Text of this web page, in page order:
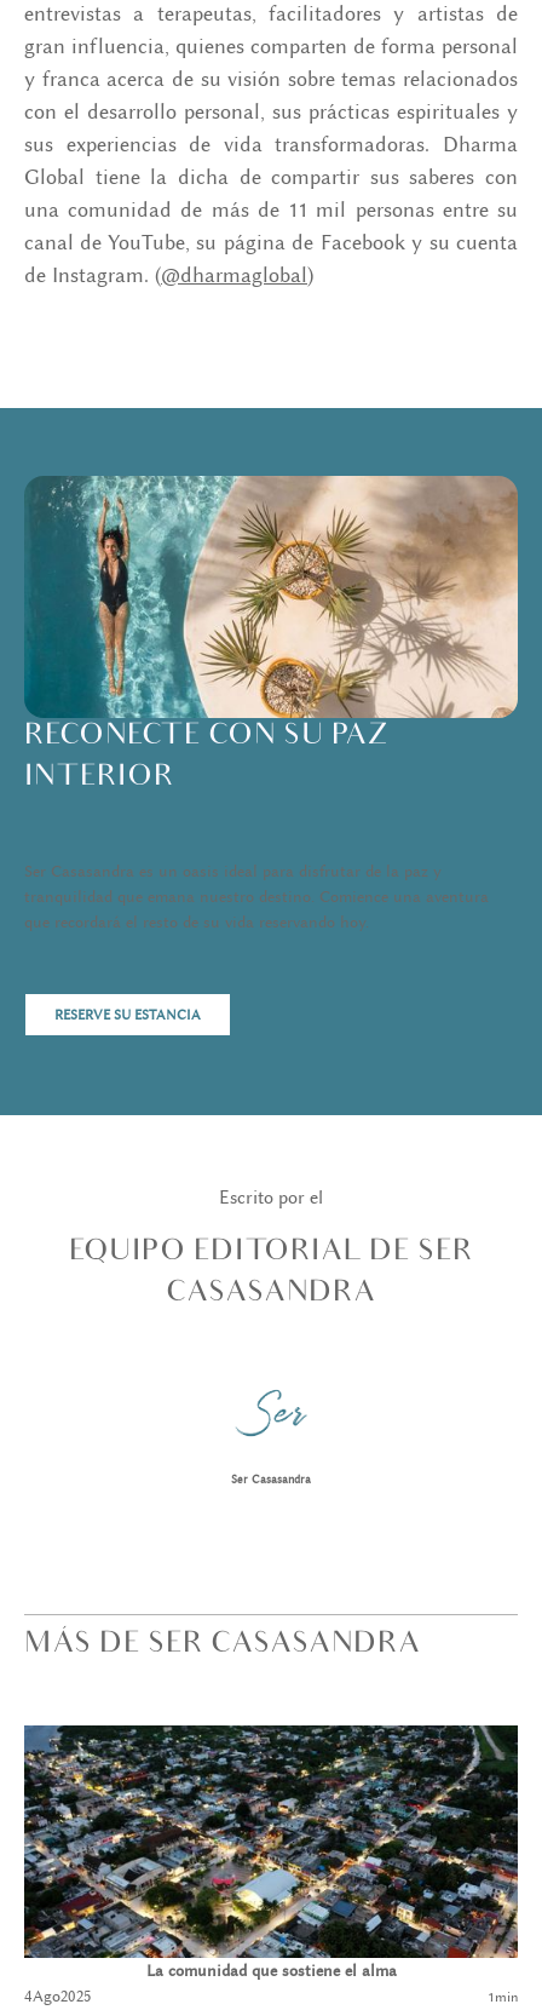
entrevistas a terapeutas, facilitadores y artistas de
gran influencia, quienes comparten de forma personal
y franca acerca de su visión sobre temas relacionados
con el desarrollo personal, sus prácticas espirituales y
sus experiencias de vida transformadoras. Dharma
Global tiene la dicha de compartir sus saberes con
una comunidad de más de 11 mil personas entre su
canal de YouTube, su página de Facebook y su cuenta
de Instagram. (@dharmaglobal )
RECONECTE CON SU PAZ
INTERIOR
Ser Casasandra es un oasis ideal para disfrutar de la paz y
tranquilidad que emana nuestro destino. Comience una aventura
que recordará el resto de su vida reservando hoy.
RESERVE SU ESTANCIA
Escrito por el
EQUIPO EDITORIAL DE SER
CASASANDRA
Ser Casasandra
MÁS DE SER CASASANDRA
La comunidad que sostiene el alma
4Ago2025 1 min